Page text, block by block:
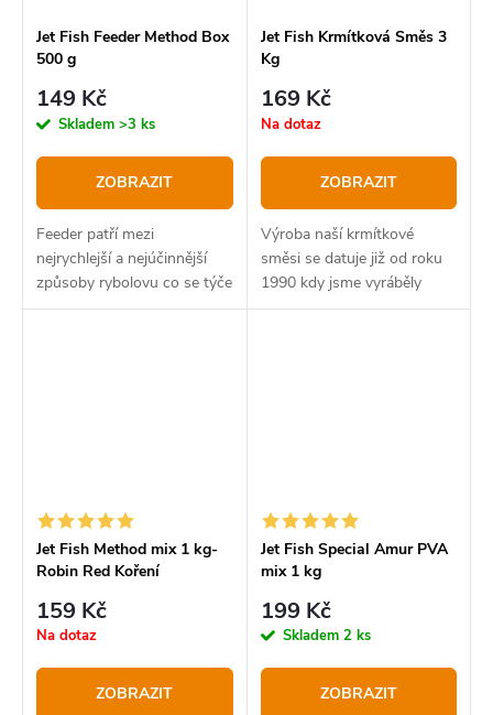
Jet Fish Feeder Method Box
500 g
149 Kč
Skladem >3 ks
ZOBRAZIT
Feeder patří mezi
nejrychlejší a nejúčinnější
způsoby rybolovu co se týče
počtu záběru.
Jet Fish Krmítková Směs 3
Kg
169 Kč
Na dotaz
ZOBRAZIT
Výroba naší krmítkové
směsi se datuje již od roku
1990 kdy jsme vyráběly
obrovskou škálu všech
Jet Fish Method mix 1 kg-
Robin Red Koření
159 Kč
Na dotaz
ZOBRAZIT
Jet Fish Special Amur PVA
mix 1 kg
199 Kč
Skladem 2 ks
ZOBRAZIT